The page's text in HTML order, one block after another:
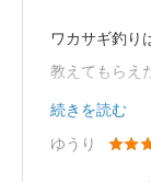
族や友人と一
や時期によっ
ワカサギ釣り
教えてもらえ
らいのワカサ
しめました。
続きを読む
ゆうり
